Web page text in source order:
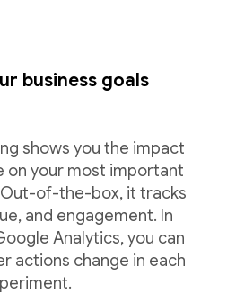
business goals
shows you the impact
on your most important
of-the-box, it tracks
and engagement. In
Analytics, you can
actions change in each